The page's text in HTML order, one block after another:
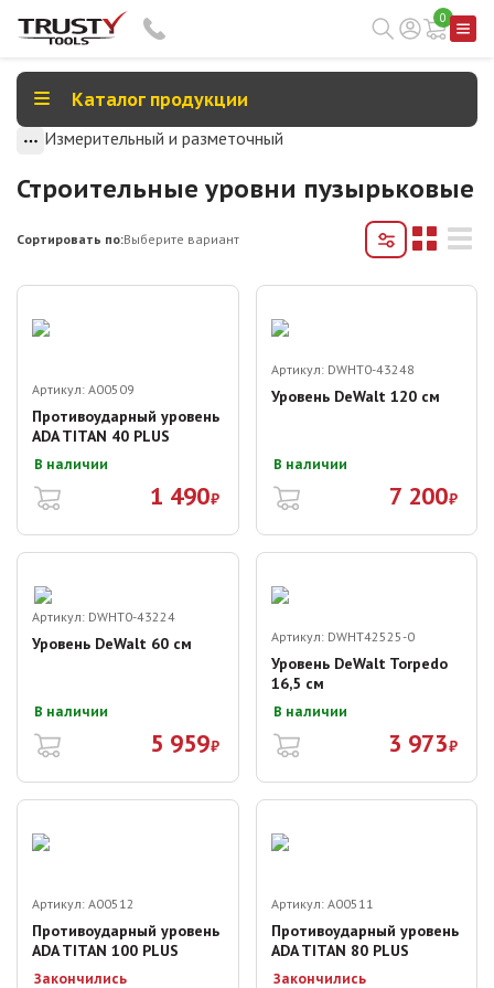
0
Каталог продукции
Измерительный и разметочный
Строительные уровни пузырьковые
Сортировать по:Выберите вариант
Артикул: A00509
Противоударный уровень
ADA TITAN 40 PLUS
В наличии
1 490₽
Артикул: DWHT0-43248
Уровень DeWalt 120 см
В наличии
7 200₽
Артикул: DWHT0-43224
Уровень DeWalt 60 см
В наличии
5 959₽
Артикул: DWHT42525-0
Уровень DeWalt Torpedo
16,5 см
В наличии
3 973₽
Артикул: A00512
Противоударный уровень
ADA TITAN 100 PLUS
Закончились
Артикул: A00511
Противоударный уровень
ADA TITAN 80 PLUS
Закончились